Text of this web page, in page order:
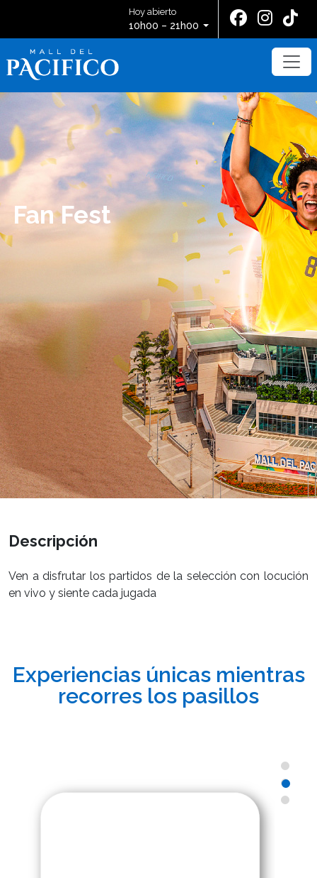
Hoy abierto
10h00 – 21h00
Fan Fest
Descripción
Ven a disfrutar los partidos de la selección con locución
en vivo y siente cada jugada
Experiencias únicas mientras
recorres los pasillos